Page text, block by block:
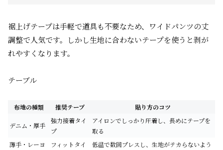
裾上げテープは手軽で道具も不要なため、ワイドパンツの丈
調整で人気です。しかし生地に合わないテープを使うと剥が
れやすくなります。
テーブル
布地の種類 推奨テープ 貼り方のコツ
デニム・厚手
強力接着タイ
プ
アイロンでしっかり圧着し、長めにテープを
取る
薄手・レーヨ
フィットタイ
低温で数回プレスし、生地がテカらないよう